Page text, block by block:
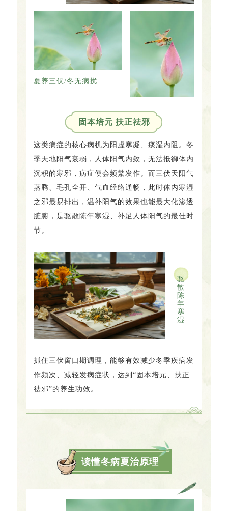
夏养三伏/冬无病扰
固本培元 扶正祛邪
这类病症的核心病机为阳虚寒凝、痰湿内阻。冬
季天地阳气衰弱，人体阳气内敛，无法抵御体内
沉积的寒邪，病症便会频繁发作。而三伏天阳气
蒸腾、毛孔全开、气血经络通畅，此时体内寒湿
之邪最易排出，温补阳气的效果也能最大化渗透
脏腑，是驱散陈年寒湿、补足人体阳气的最佳时
节。
驱
散
陈
年
寒
湿
抓住三伏窗口期调理，能够有效减少冬季疾病发
作频次、减轻发病症状，达到“固本培元、扶正
祛邪”的养生功效。
读懂冬病夏治原理